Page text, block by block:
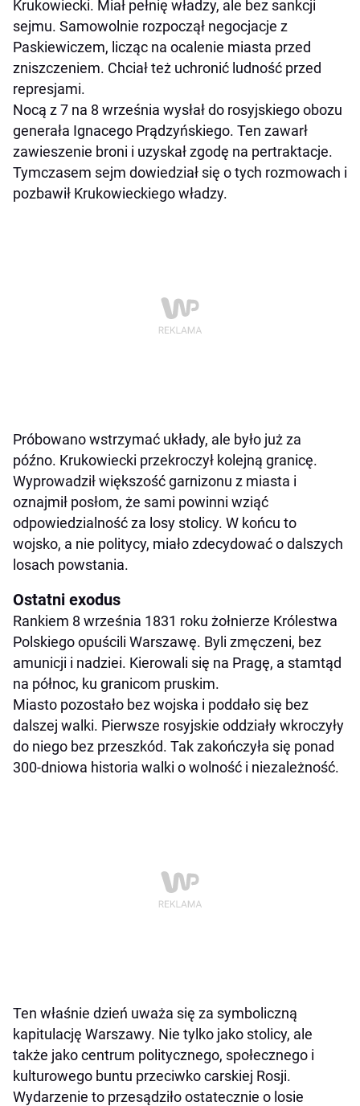
Krukowiecki. Miał pełnię władzy, ale bez sankcji
sejmu. Samowolnie rozpoczął negocjacje z
Paskiewiczem, licząc na ocalenie miasta przed
zniszczeniem. Chciał też uchronić ludność przed
represjami.
Nocą z 7 na 8 września wysłał do rosyjskiego obozu
generała Ignacego Prądzyńskiego. Ten zawarł
zawieszenie broni i uzyskał zgodę na pertraktacje.
Tymczasem sejm dowiedział się o tych rozmowach i
pozbawił Krukowieckiego władzy.
Próbowano wstrzymać układy, ale było już za
późno. Krukowiecki przekroczył kolejną granicę.
Wyprowadził większość garnizonu z miasta i
oznajmił posłom, że sami powinni wziąć
odpowiedzialność za losy stolicy. W końcu to
wojsko, a nie politycy, miało zdecydować o dalszych
losach powstania.
Ostatni exodus
Rankiem 8 września 1831 roku żołnierze Królestwa
Polskiego opuścili Warszawę. Byli zmęczeni, bez
amunicji i nadziei. Kierowali się na Pragę, a stamtąd
na północ, ku granicom pruskim.
Miasto pozostało bez wojska i poddało się bez
dalszej walki. Pierwsze rosyjskie oddziały wkroczyły
do niego bez przeszkód. Tak zakończyła się ponad
300-dniowa historia walki o wolność i niezależność.
Ten właśnie dzień uważa się za symboliczną
kapitulację Warszawy. Nie tylko jako stolicy, ale
także jako centrum politycznego, społecznego i
kulturowego buntu przeciwko carskiej Rosji.
Wydarzenie to przesądziło ostatecznie o losie